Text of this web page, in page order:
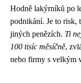
Hodně lakýrníků po
podnikání. Je to risk,
jiných penězích. Ti
100 tisíc měsíčně,
nebo firmy s velkým